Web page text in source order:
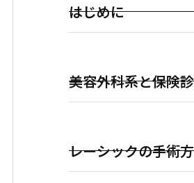
はじめに
美容外科系と保険
レーシックの手術